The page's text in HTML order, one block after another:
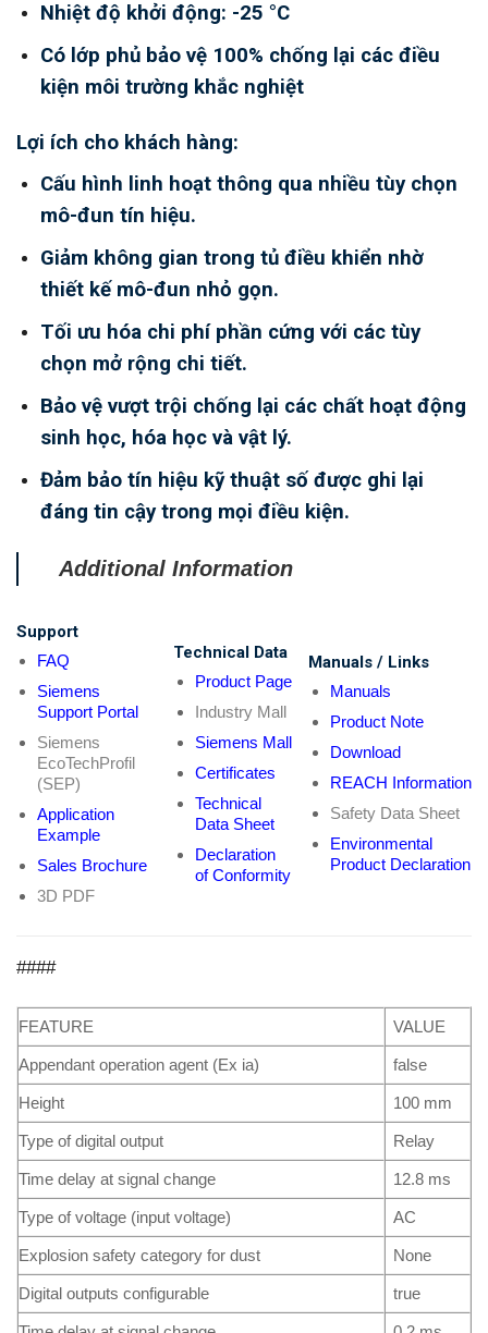
Nhiệt độ khởi động: -25 °C
Có lớp phủ bảo vệ 100% chống lại các điều
kiện môi trường khắc nghiệt
Lợi ích cho khách hàng:
Cấu hình linh hoạt thông qua nhiều tùy chọn
mô-đun tín hiệu.
Giảm không gian trong tủ điều khiển nhờ
thiết kế mô-đun nhỏ gọn.
Tối ưu hóa chi phí phần cứng với các tùy
chọn mở rộng chi tiết.
Bảo vệ vượt trội chống lại các chất hoạt động
sinh học, hóa học và vật lý.
Đảm bảo tín hiệu kỹ thuật số được ghi lại
đáng tin cậy trong mọi điều kiện.
Additional Information
Support
FAQ
Siemens
Support Portal
Siemens
EcoTechProfil
(SEP)
Application
Example
Sales Brochure
3D PDF
Technical Data
Product Page
Industry Mall
Siemens Mall
Certificates
Technical
Data Sheet
Declaration
of Conformity
Manuals / Links
Manuals
Product Note
Download
REACH Information
Safety Data Sheet
Environmental
Product Declaration
####
FEATURE VALUE
Appendant operation agent (Ex ia) false
Height 100 mm
Type of digital output Relay
Time delay at signal change 12.8 ms
Type of voltage (input voltage) AC
Explosion safety category for dust None
Digital outputs configurable true